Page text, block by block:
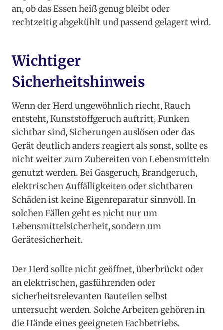
an, ob das Essen heiß genug bleibt oder
rechtzeitig abgekühlt und passend gelagert wird.
Wichtiger
Sicherheitshinweis
Wenn der Herd ungewöhnlich riecht, Rauch
entsteht, Kunststoffgeruch auftritt, Funken
sichtbar sind, Sicherungen auslösen oder das
Gerät deutlich anders reagiert als sonst, sollte es
nicht weiter zum Zubereiten von Lebensmitteln
genutzt werden. Bei Gasgeruch, Brandgeruch,
elektrischen Auffälligkeiten oder sichtbaren
Schäden ist keine Eigenreparatur sinnvoll. In
solchen Fällen geht es nicht nur um
Lebensmittelsicherheit, sondern um
Gerätesicherheit.
Der Herd sollte nicht geöffnet, überbrückt oder
an elektrischen, gasführenden oder
sicherheitsrelevanten Bauteilen selbst
untersucht werden. Solche Arbeiten gehören in
die Hände eines geeigneten Fachbetriebs.